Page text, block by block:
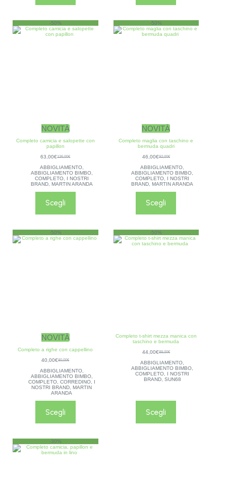
-50%
NOVITÀ
Completo camicia e salopette con
papillon
126,00€
63,00€
ABBIGLIAMENTO,
ABBIGLIAMENTO BIMBO,
COMPLETO,
I NOSTRI
BRAND, MARTIN ARANDA
Scegli
-50%
NOVITÀ
Completo maglia con taschino e
bermuda quadri
92,00€
46,00€
ABBIGLIAMENTO
ABBIGLIAMENTO BIMBO
COMPLETO
I NOSTRI
BRAND ,MARTIN ARANDA
Scegli
-50%
NOVITÀ
Completo a righe con cappellino
80,00€
40,00€
ABBIGLIAMENTO,
ABBIGLIAMENTO BIMBO,
COMPLETO, CORREDINO,
NOSTRI BRAND, MARTIN
ARANDA
Scegli
-50%
Completo t-shirt mezza manica con
taschino e bermuda
88,00€
44,00€
ABBIGLIAMENTO,
ABBIGLIAMENTO BIMBO,
COMPLETO,
I NOSTRI
BRAND, SUN68
Scegli
-30%